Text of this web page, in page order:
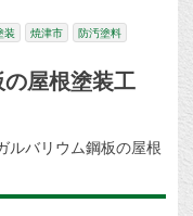
装 焼津市 防汚塗料
屋根塗装工
ルバリウム鋼板の屋根